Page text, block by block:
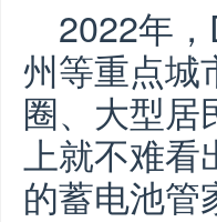
2022年
州等重点城
圈、大型居
上就不难看
的蓄电池管